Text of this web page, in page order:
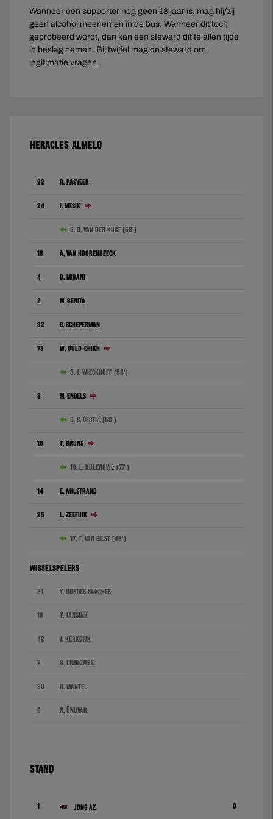
Wanneer een supporter nog geen 18 jaar is, mag hij/zij
geen alcohol meenemen in de bus. Wanneer dit toch
geprobeerd wordt, dan kan een steward dit te allen tijde
in beslag nemen. Bij twijfel mag de steward om
legitimatie vragen.
HERACLES ALMELO
22 R. Pasveer
24 I. Mesík
5. D. van der Kust (58')
18 A. Van Hoorenbeeck
4 D. Mirani
2 M. Benita
32 S. Scheperman
73 W. Ould-Chikh
3. J. Wieckhoff (58')
8 M. Engels
6. S. Čestić (58')
10 T. Bruns
19. L. Kulenović (77')
14 E. Ahlstrand
25 L. Zeefuik
17. T. van Gilst (46')
WISSELSPELERS
21 Y. Borges Sanches
16 T. Jansink
42 J. Kerkdijk
7 B. Limbombe
30 R. Mantel
9 N. Ünüvar
STAND
1 Jong AZ 0